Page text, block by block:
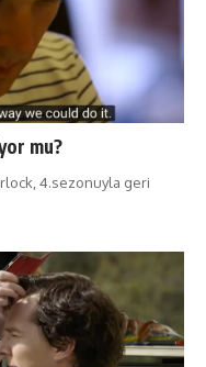
mu?
4.sezonuyla geri